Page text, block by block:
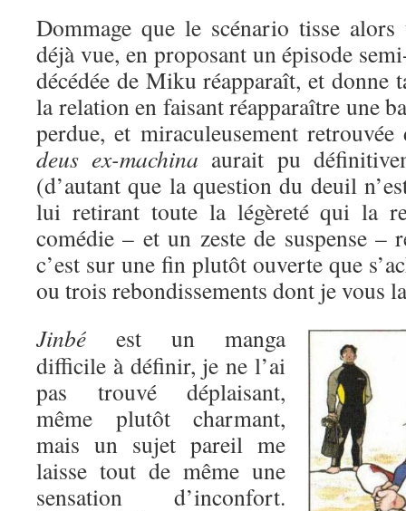
Dommage que le scénario tisse
déjà vue, en proposant un épisode
décédée de Miku réapparaît, et donne
la relation en faisant réapparaître une
perdue, et miraculeusement
deus ex-machina aurait pu
(d’autant que la question du deuil
lui retirant toute la légèreté qui la
comédie – et un zeste de suspense
c’est sur une fin plutôt ouverte que
ou trois rebondissements dont je vous
Jinbé est un manga
difficile à définir, je ne l’ai
pas trouvé déplaisant,
même plutôt charmant,
mais un sujet pareil me
laisse tout de même une
sensation d’inconfort.